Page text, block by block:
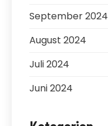
September 2024
August 2024
Juli 2024
Juni 2024